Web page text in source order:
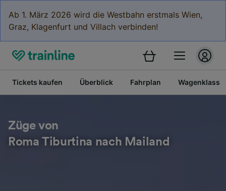
Ab 1. März 2026 wird die Westbahn erstmals Wien,
Graz, Klagenfurt und Villach verbinden!
Tickets kaufen Überblick Fahrplan
Züge von
Roma Tiburtina nach Mailand